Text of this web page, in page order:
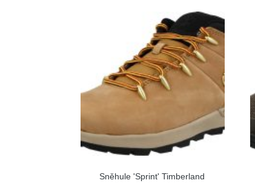
Sněhule 'Sprint' Timberland